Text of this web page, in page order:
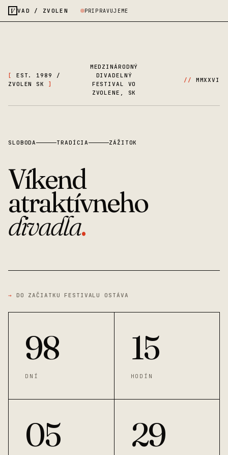
V VAD / ZVOLEN PRIPRAVUJEME
[
EST. 1989 /
ZVOLEN SK
]
MEDZINÁRODNÝ
DIVADELNÝ
FESTIVAL VO
ZVOLENE, SK
// MMXXVI
SLOBODA TRADÍCIA ZÁŽITOK
Víkend
atraktívneho
divadla.
→ DO ZAČIATKU FESTIVALU OSTÁVA
98
DNÍ
15
HODÍN
05 29